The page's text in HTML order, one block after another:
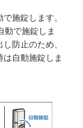
施錠します。
動で施錠しま
防止のため、
自動施錠しま